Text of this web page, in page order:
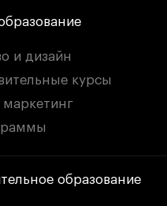
Microsoft
и дизайн
курсы
маркетинг
образование